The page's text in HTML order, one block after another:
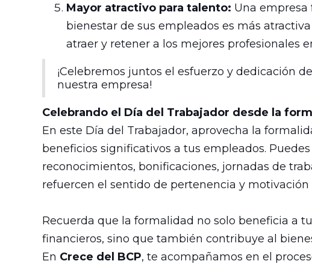
Mayor atractivo para talento: Una
bienestar de sus empleados es más
atraer y retener a los mejores profesionales
¡Celebremos juntos el esfuerzo y dedicación
nuestra empresa!
Celebrando el Día del Trabajador desde la
En este Día del Trabajador, aprovecha la
beneficios significativos a tus empleados.
reconocimientos, bonificaciones, jornadas de
refuercen el sentido de pertenencia y motivación
Recuerda que la formalidad no solo beneficia a
financieros, sino que también contribuye al
En Crece del BCP, te acompañamos en el